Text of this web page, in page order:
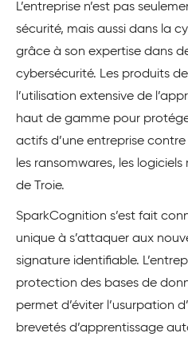
L’entreprise n’est pas
sécurité, mais aussi dans la
grâce à son expertise dans
cybersécurité. Les produits
l’utilisation extensive de
haut de gamme pour
actifs d’une entreprise
les ransomwares, les
de Troie.
SparkCognition s’est fait
unique à s’attaquer aux
signature identifiable.
protection des bases de
permet d’éviter l’usurpation
brevetés d’apprentissage